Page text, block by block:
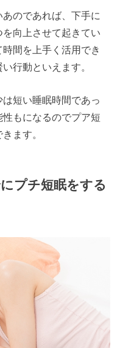
のであれば、下手に
向上させて起きてい
間を上手く活用でき
行動といえます。
短い睡眠時間であっ
もになるのでプア短
ます。
プチ短眠をする